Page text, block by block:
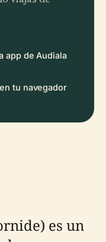
app de Audiala
tu navegador
es un